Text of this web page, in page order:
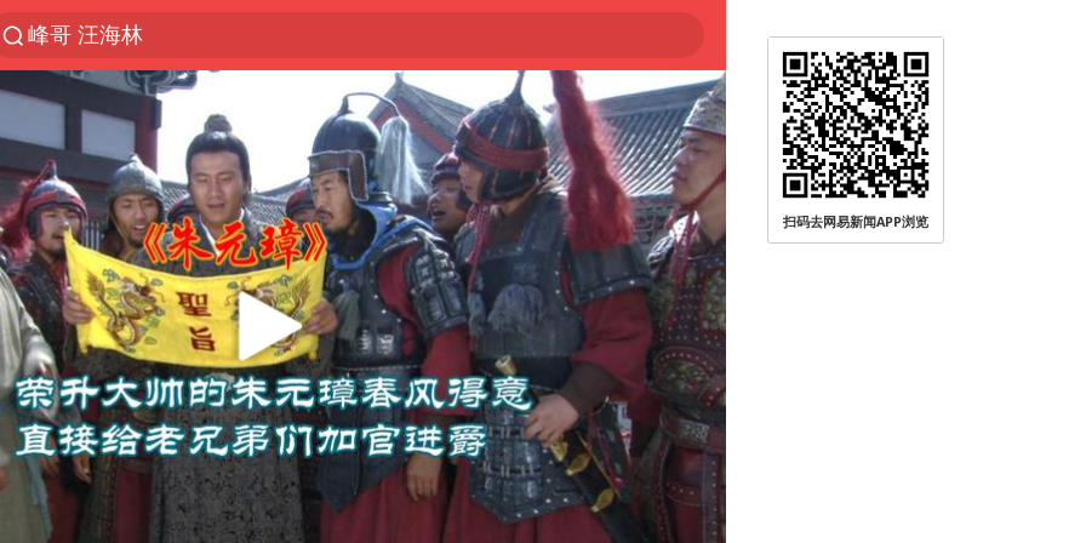
峰哥 汪海林
解锁各地夏日限定体验
西湖突现狂风暴雨 游客瞬间被浇透
河南重大刑事案嫌疑人落网
马克·艾伦退出斯诺克中国公开赛
视频丨中国东方电气集团原党组副书记、董事宋致远被查
金饰克价一夜涨回1300元
梁家辉：到内地拍戏不是北上是回归
白海豚将正面袭击贯穿浙江
酒店回应车内过夜被收150元
牛津大学一纸声明甩不了锅
扫码去网易新闻APP浏览